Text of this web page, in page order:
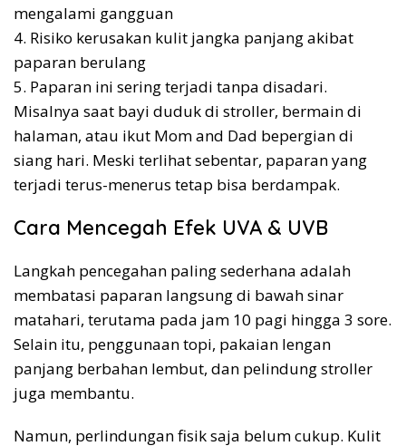
mengalami gangguan
4. Risiko kerusakan kulit jangka panjang akibat
paparan berulang
5. Paparan ini sering terjadi tanpa disadari.
Misalnya saat bayi duduk di stroller, bermain di
halaman, atau ikut Mom and Dad bepergian di
siang hari. Meski terlihat sebentar, paparan yang
terjadi terus-menerus tetap bisa berdampak.
Cara Mencegah Efek UVA & UVB
Langkah pencegahan paling sederhana adalah
membatasi paparan langsung di bawah sinar
matahari, terutama pada jam 10 pagi hingga 3 sore.
Selain itu, penggunaan topi, pakaian lengan
panjang berbahan lembut, dan pelindung stroller
juga membantu.
Namun, perlindungan fisik saja belum cukup. Kulit